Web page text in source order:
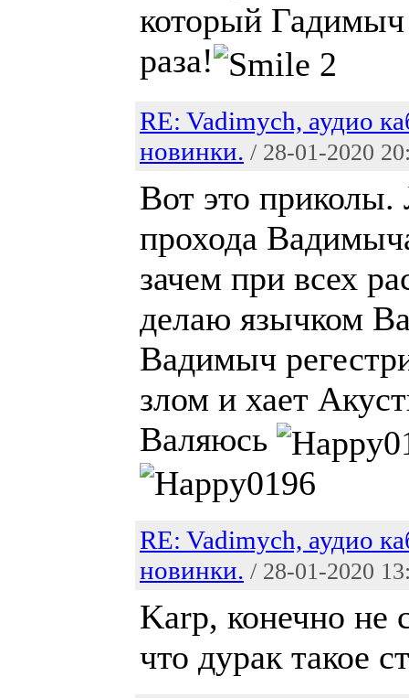
который Гадимыч
раза!
RE: Vadimych, аудио
новинки. / 28-01-2020
Вот это приколы.
прохода
зачем при всех
делаю язычком
Вадимыч
злом и хает
Валяюсь
RE: Vadimych, аудио
новинки. / 28-01-2020
Karp, конечно не
что дурак такое